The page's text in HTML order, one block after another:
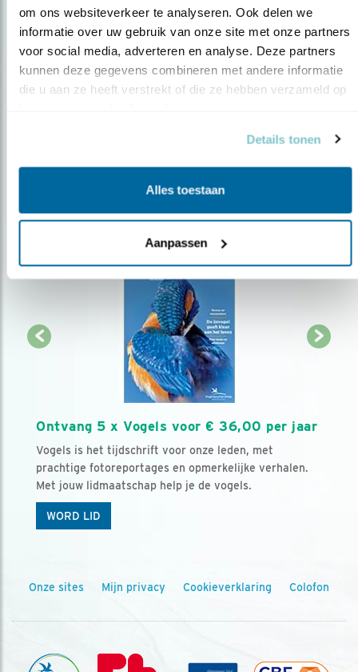
om ons websiteverkeer te analyseren. Ook delen we
informatie over uw gebruik van onze site met onze partners
voor social media, adverteren en analyse. Deze partners
kunnen deze gegevens combineren met andere informatie
die u aan ze heeft verstrekt of die ze hebben verzameld op
Details tonen
Alles toestaan
Aanpassen
Op de hoogte blijven?
Meld je aan en ontvang nieuws, inspiratie, acties en tips
over vogels en activiteiten van Vogelbescherming.
Ontvang 5 x Vogels voor € 36,00 per jaar
Vogels is het tijdschrift voor onze leden, met
prachtige fotoreportages en opmerkelijke verhalen.
Met jouw lidmaatschap help je de vogels.
WORD LID
Onze sites Mijn privacy Cookieverklaring Colofon